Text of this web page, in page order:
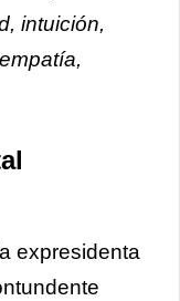
intuición,
expresidenta